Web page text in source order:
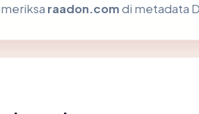
raadon.comdi metadata